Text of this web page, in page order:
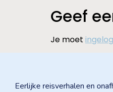
Geef
Je moet
Eerlijke reisverhalen en